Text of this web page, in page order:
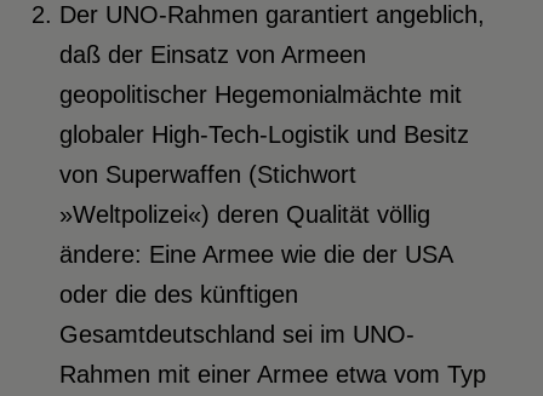
Der UNO-Rahmen garantiert angeblich,
daß der Einsatz von Armeen
geopolitischer Hegemonialmächte mit
globaler High-Tech-Logistik und Besitz
von Superwaffen (Stichwort
»Weltpolizei«) deren Qualität völlig
ändere: Eine Armee wie die der USA
oder die des künftigen
Gesamtdeutschland sei im UNO-
Rahmen mit einer Armee etwa vom Typ